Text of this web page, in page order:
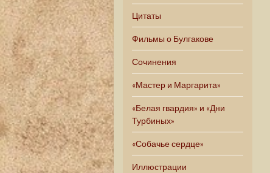
Цитаты
Фильмы о Булгакове
Сочинения
«Мастер и Маргарита»
«Белая гвардия» и «Дни
Турбиных»
«Собачье сердце»
Иллюстрации